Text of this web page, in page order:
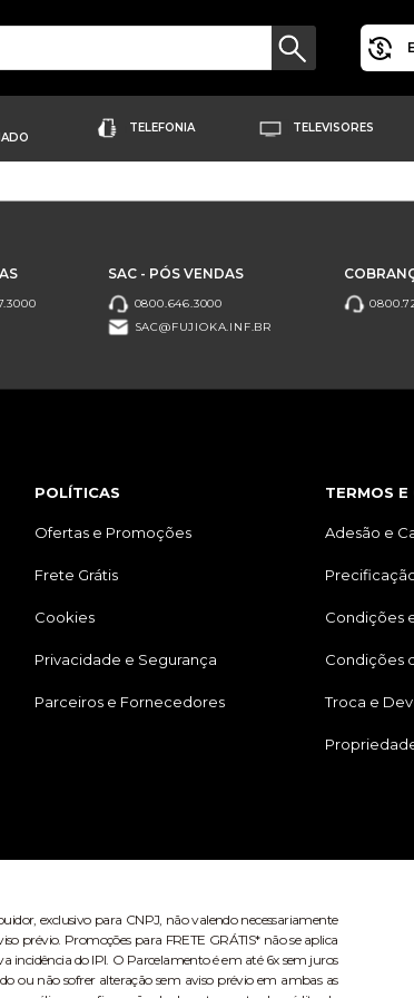
TELEFONIA TELEVISORES
SAC - PÓS VENDAS
0800.646.3000
SAC@FUJIOKA.INF.BR
POLÍTICAS
Ofertas e Promoções
Frete Grátis
Cookies
Privacidade e Segurança
Parceiros e Fornecedores
TERMOS E
Adesão e
Condições
Condições
Troca e
exclusivo para CNPJ, não valendo necessariamente
prévio. Promoções para FRETE GRÁTIS* não se aplica
do IPI. O Parcelamento é em até 6x sem juros
ou não sofrer alteração sem aviso prévio em ambas as